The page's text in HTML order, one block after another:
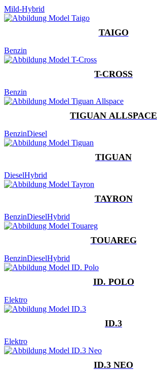
Mild-Hybrid
TAIGO
Benzin
T-CROSS
Benzin
TIGUAN ALLSPACE
BenzinDiesel
TIGUAN
DieselHybrid
TAYRON
BenzinDieselHybrid
TOUAREG
BenzinDieselHybrid
ID. POLO
Elektro
ID.3
Elektro
ID.3 NEO